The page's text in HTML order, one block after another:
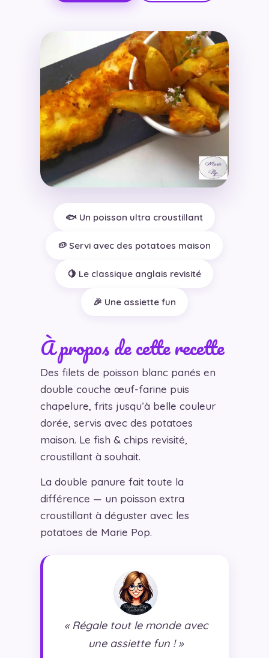
🐟 Un poisson ultra croustillant
🥔 Servi avec des potatoes maison
🍋 Le classique anglais revisité
🎉 Une assiette fun
À propos de cette recette
Des filets de poisson blanc panés en
double couche œuf-farine puis
chapelure, frits jusqu’à belle couleur
dorée, servis avec des potatoes
maison. Le fish & chips revisité,
croustillant à souhait.
La double panure fait toute la
différence — un poisson extra
croustillant à déguster avec les
potatoes de Marie Pop.
« Régale tout le monde avec
une assiette fun ! »